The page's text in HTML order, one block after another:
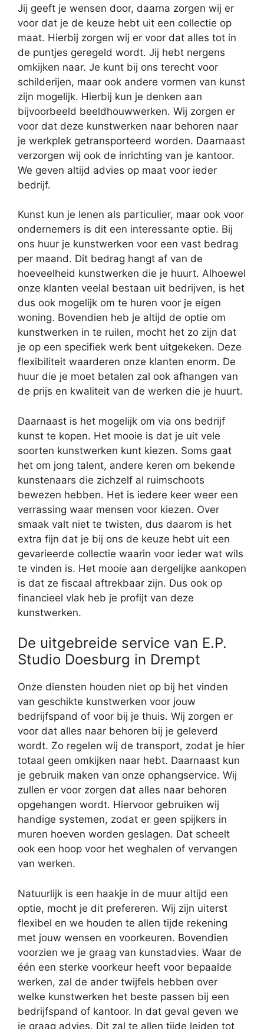
Jij geeft je wensen door, daarna zorgen wij er
voor dat je de keuze hebt uit een collectie op
maat. Hierbij zorgen wij er voor dat alles tot in
de puntjes geregeld wordt. Jij hebt nergens
omkijken naar. Je kunt bij ons terecht voor
schilderijen, maar ook andere vormen van kunst
zijn mogelijk. Hierbij kun je denken aan
bijvoorbeeld beeldhouwwerken. Wij zorgen er
voor dat deze kunstwerken naar behoren naar
je werkplek getransporteerd worden. Daarnaast
verzorgen wij ook de inrichting van je kantoor.
We geven altijd advies op maat voor ieder
bedrijf.
Kunst kun je lenen als particulier, maar ook voor
ondernemers is dit een interessante optie. Bij
ons huur je kunstwerken voor een vast bedrag
per maand. Dit bedrag hangt af van de
hoeveelheid kunstwerken die je huurt. Alhoewel
onze klanten veelal bestaan uit bedrijven, is het
dus ook mogelijk om te huren voor je eigen
woning. Bovendien heb je altijd de optie om
kunstwerken in te ruilen, mocht het zo zijn dat
je op een specifiek werk bent uitgekeken. Deze
flexibiliteit waarderen onze klanten enorm. De
huur die je moet betalen zal ook afhangen van
de prijs en kwaliteit van de werken die je huurt.
Daarnaast is het mogelijk om via ons bedrijf
kunst te kopen. Het mooie is dat je uit vele
soorten kunstwerken kunt kiezen. Soms gaat
het om jong talent, andere keren om bekende
kunstenaars die zichzelf al ruimschoots
bewezen hebben. Het is iedere keer weer een
verrassing waar mensen voor kiezen. Over
smaak valt niet te twisten, dus daarom is het
extra fijn dat je bij ons de keuze hebt uit een
gevarieerde collectie waarin voor ieder wat wils
te vinden is. Het mooie aan dergelijke aankopen
is dat ze fiscaal aftrekbaar zijn. Dus ook op
financieel vlak heb je profijt van deze
kunstwerken.
De uitgebreide service van E.P.
Studio Doesburg in Drempt
Onze diensten houden niet op bij het vinden
van geschikte kunstwerken voor jouw
bedrijfspand of voor bij je thuis. Wij zorgen er
voor dat alles naar behoren bij je geleverd
wordt. Zo regelen wij de transport, zodat je hier
totaal geen omkijken naar hebt. Daarnaast kun
je gebruik maken van onze ophangservice. Wij
zullen er voor zorgen dat alles naar behoren
opgehangen wordt. Hiervoor gebruiken wij
handige systemen, zodat er geen spijkers in
muren hoeven worden geslagen. Dat scheelt
ook een hoop voor het weghalen of vervangen
van werken.
Natuurlijk is een haakje in de muur altijd een
optie, mocht je dit prefereren. Wij zijn uiterst
flexibel en we houden te allen tijde rekening
met jouw wensen en voorkeuren. Bovendien
voorzien we je graag van kunstadvies. Waar de
één een sterke voorkeur heeft voor bepaalde
werken, zal de ander twijfels hebben over
welke kunstwerken het beste passen bij een
bedrijfspand of kantoor. In dat geval geven we
je graag advies. Dit zal te allen tijde leiden tot